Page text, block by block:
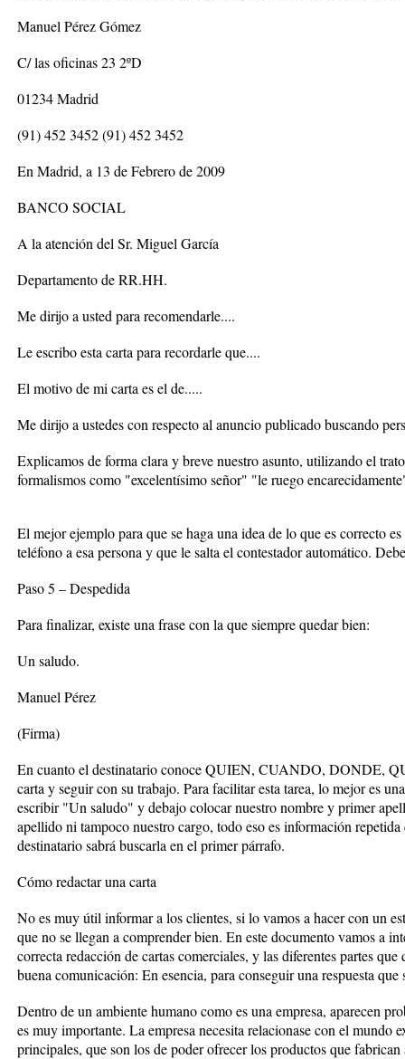
Manuel Pérez Gómez
C/ las oficinas 23 2ºD
01234 Madrid
(91) 452 3452 (91) 452 3452
En Madrid, a 13 de Febrero de 2009
BANCO SOCIAL
A la atención del Sr. Miguel García
Departamento de RR.HH.
Me dirijo a usted para recomendarle....
Le escribo esta carta para recordarle que....
El motivo de mi carta es el de.....
Me dirijo a ustedes con respecto al anuncio publicado buscando
Explicamos de forma clara y breve nuestro asunto, utilizando el
formalismos como "excelentísimo señor" "le ruego
El mejor ejemplo para que se haga una idea de lo que es correcto
teléfono a esa persona y que le salta el contestador automático.
Paso 5 – Despedida
Para finalizar, existe una frase con la que siempre quedar bien:
Un saludo.
Manuel Pérez
(Firma)
En cuanto el destinatario conoce QUIEN, CUANDO, DONDE,
carta y seguir con su trabajo. Para facilitar esta tarea, lo mejor es
escribir "Un saludo" y debajo colocar nuestro nombre y primer
apellido ni tampoco nuestro cargo, todo eso es información repetida
destinatario sabrá buscarla en el primer párrafo.
Cómo redactar una carta
No es muy útil informar a los clientes, si lo vamos a hacer con un
que no se llegan a comprender bien. En este documento vamos a
correcta redacción de cartas comerciales, y las diferentes partes
buena comunicación: En esencia, para conseguir una respuesta que
Dentro de un ambiente humano como es una empresa, aparecen
es muy importante. La empresa necesita relacionase con el mundo
principales, que son los de poder ofrecer los productos que fabrican